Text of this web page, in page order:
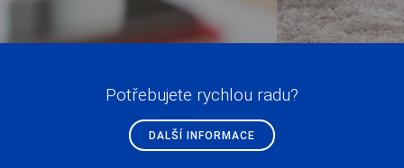
Potřebujete rychlou radu?
DALŠÍ INFORMACE